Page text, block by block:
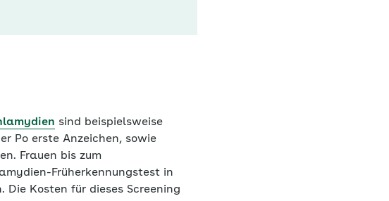
sind beispielsweise
Po erste Anzeichen, sowie
Frauen bis zum
​Früherkennungstest in
Kosten für dieses Screening